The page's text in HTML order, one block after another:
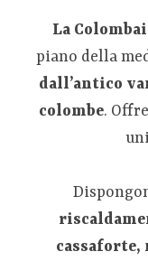
La
piano della
dall’antico
colombe.